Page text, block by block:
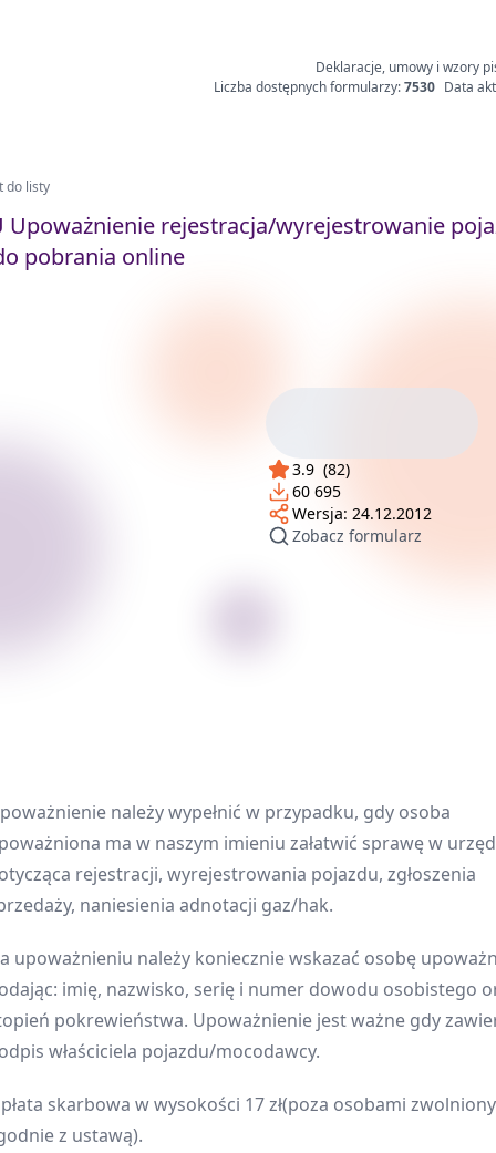
Deklaracje, umowy i wzory
Liczba dostępnych formularzy:7530 Data
do listy
Upoważnienie rejestracja/wyrejestrowanie
pobrania online
3.9 (82)
60 695
Wersja: 24.12.2012
Zobacz formularz
należy wypełnić w przypadku, gdy osoba
ma w naszym imieniu załatwić sprawę w
rejestracji, wyrejestrowania pojazdu, zgłoszenia
naniesienia adnotacji gaz/hak.
upoważnieniu należy koniecznie wskazać osobę
imię, nazwisko, serię i numer dowodu osobistego
pokrewieństwa. Upoważnienie jest ważne gdy
właściciela pojazdu/mocodawcy.
skarbowa w wysokości 17 zł(poza osobami
z ustawą).